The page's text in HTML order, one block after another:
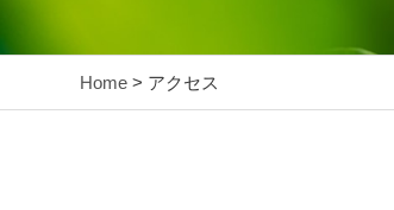
Home > アクセス